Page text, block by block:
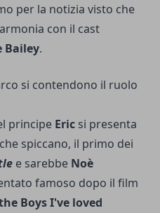
per la notizia visto che
con il cast
Bailey.
si contendono il ruolo
principe Eric si presenta
spiccano, il primo dei
e sarebbe Noè
famoso dopo il film
Boys I've loved